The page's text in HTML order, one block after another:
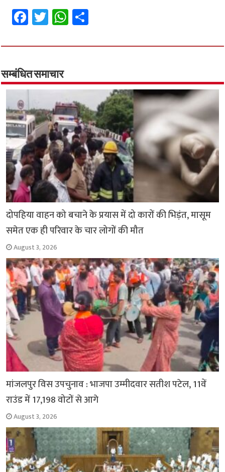
Fa
ce
b
o
o
k
T
wi
tt
er
W
h
at
p
p
ar
सम्बंधित समाचार
दोपहिया वाहन को बचाने के प्रयास में दो कारों की भिड़ंत, मासूम
समेत एक ही परिवार के चार लोगों की मौत
August 3, 2026
मांजलपुर विस उपचुनाव : भाजपा उम्मीदवार सतीश पटेल, 11वें
राउंड में 17,198 वोटों से आगे
August 3, 2026